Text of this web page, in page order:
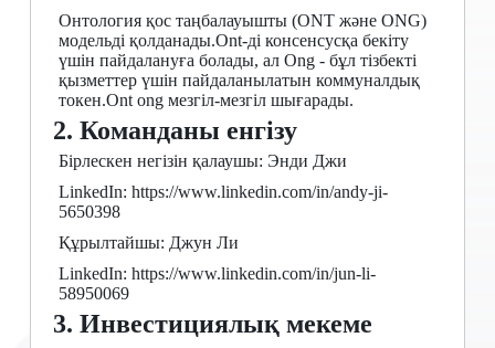
Онтология қос таңбалауышты (ONT және ONG)
модельді қолданады.Ont-ді консенсусқа бекіту
үшін пайдалануға болады, ал Ong - бұл тізбекті
қызметтер үшін пайдаланылатын коммуналдық
токен.Ont ong мезгіл-мезгіл шығарады.
2. Команданы енгізу
Бірлескен негізін қалаушы: Энди Джи
LinkedIn: https://www.linkedin.com/in/andy-ji-
5650398
Құрылтайшы: Джун Ли
LinkedIn: https://www.linkedin.com/in/jun-li-
58950069
3. Инвестициялық мекеме